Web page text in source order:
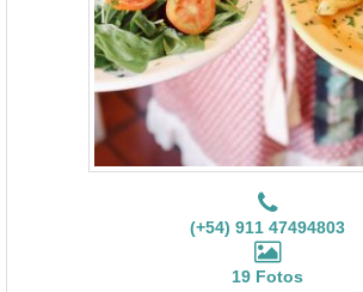
(+54) 911 47494803
19 Fotos